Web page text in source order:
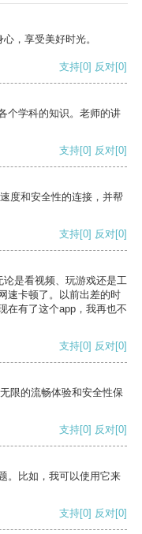
，享受美好时光。
支持[0] 反对[0]
个学科的知识。老师的讲
支持[0] 反对[0]
度和安全性的连接，并帮
支持[0] 反对[0]
是看视频、玩游戏还是工
速卡顿了。以前出差的时
在有了这个app，我再也不
支持[0] 反对[0]
限的流畅体验和安全性保
支持[0] 反对[0]
。比如，我可以使用它来
支持[0] 反对[0]